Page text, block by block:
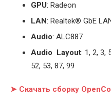
GPU: Radeon
LAN: Realtek® GbE
Audio: ALC887
Audio Layout: 1, 2, 3,
52, 53, 87, 99
➤ Скачать сборку